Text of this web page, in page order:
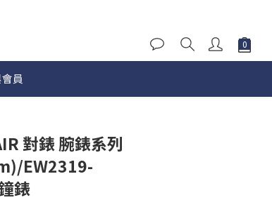
員
對錶 腕錶系列
EW2319-
錶